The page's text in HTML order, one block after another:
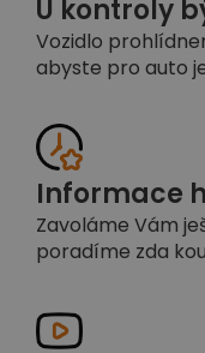
U kontroly
Vozidlo
abyste pro auto
Informace
Zavoláme Vám
poradíme zda